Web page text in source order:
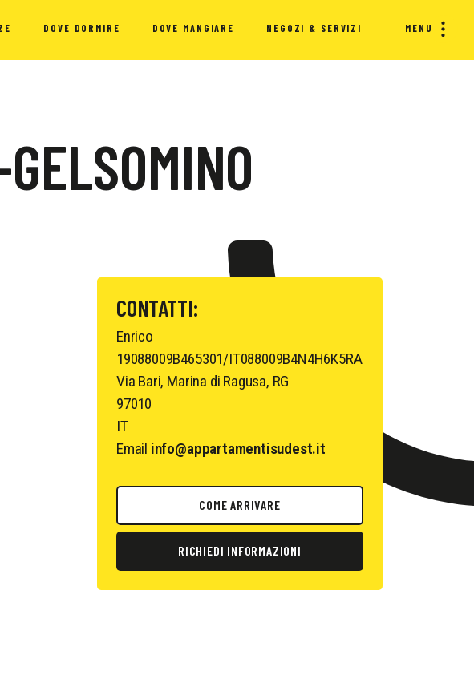
DOVE DORMIRE DOVE MANGIARE NEGOZI & SERVIZI MENU
CONTATTI:
Enrico
19088009B465301/IT088009B4N4H6K5RA
Via Bari, Marina di Ragusa, RG
97010
IT
Email info@appartamentisudest.it
COME ARRIVARE
RICHIEDI INFORMAZIONI